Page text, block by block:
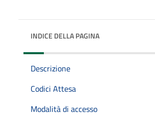
INDICE DELLA PAGINA
Descrizione
Codici Attesa
Modalità di accesso